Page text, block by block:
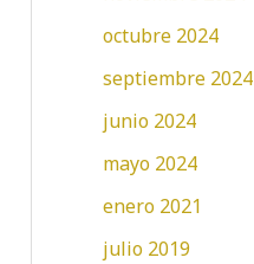
octubre 2024
septiembre 2024
junio 2024
mayo 2024
enero 2021
julio 2019